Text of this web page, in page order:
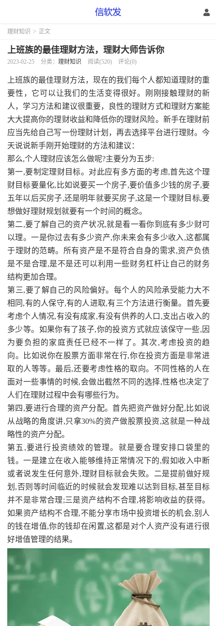
理财知识 > 正文
上班族的最佳理财方法，理财大师告诉你
2023-02-25 分类： 理财知识 阅读(520) 评论(0)
上班族的最佳理财方法，现在的我们每个人都知道理财的重
要性，它可以让我们的生活变得很好。刚刚接触理财的新
人，学习方法和建议很重要，良性的理财方式和理财方案能
大大提高你的理财收益和降低你的理财风险。新手在理财前
应当先给自己写一份理财计划，再去选择平台进行理财。今
天说说新手刚开始理财的方法和建议：
那么,个人理财应该怎么做呢?主要分为五步:
第一,要制定理财目标。对此应有多方面的考虑,首先这个理
财目标要量化,比如说要买一个房子,要价值多少钱的房子,要
五年以后买房子,还是明年就要买房子,这是一个理财目标,要
想做好理财规划就要有一个时间的概念。
第二,要了解自己的资产状况,就是看一看你到底有多少财可
以理。一是你过去有多少资产,你未来会有多少收入,这都属
于理财的范畴。所有资产是不是符合自身的需求,资产负债
是不是合理,是不是还可以利用一些财务杠杆让自己的财务
结构更加合理。
第三,要了解自己的风险偏好。每个人的风险承受能力大不
相同,有的人保守,有的人进取,有三个方法进行衡量。首先要
考虑个人情况,有没有成家,有没有供养的人口,支出占收入的
多少等。如果你有了孩子,你的投资方式就应该保守一些,因
为要负担的家庭责任已经不一样了。其次,考虑投资的趋
向。比如说你在股票方面非常在行,你在投资方面是非常进
取的人等等。最后,还要考虑性格的取向。不同性格的人在
面对一些事情的时候,会做出截然不同的选择,性格也决定了
人们在理财过程中会有哪些行为。
第四,要进行合理的资产分配。首先把资产做好分配,比如说
从战略的角度讲,只拿30%的资产做股票投资,这就是一种战
略性的资产分配。
第五,要进行投资绩效的管理。就是要合理安排口袋里的
钱。一是建立在收入能够维持正常情况下的,假如收入中断
或者说发生任何意外,理财目标就会失败。二是提前做好规
划,否则等时间临近的时候就会发现难以达到目标,甚至目标
并不是非常合理;三是资产结构不合理,将影响收益的获得。
如果资产结构不合理,不能分享市场中投资增长的机会,别人
的钱在增值,你的钱却在闲置,这都是对个人资产没有进行很
好增值管理的结果。